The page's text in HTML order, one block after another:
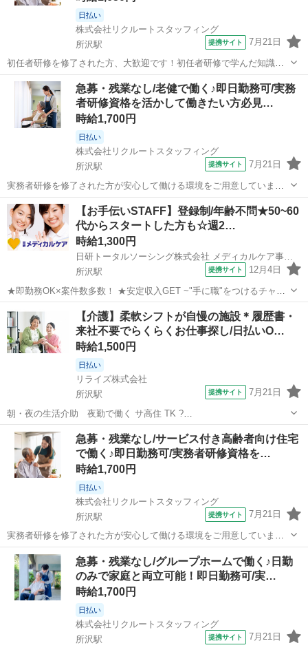
日払い
株式会社リクルートスタッフィング
所沢駅
提携サイト 7月21日
初任者研修を修了された方、大歓迎です！初任者研修で学んだ知識を
活かしませんか？入社後は、丁寧なフォロー体制のもと、介護現場で
の経験を積み重ねて成長できる環境です。ぜひ一緒に働きましょう！
シフト希望が叶うケア施設/ごはんの...
埼玉 所沢市 所沢駅 介護
急募・残業なし/老健で働く♪即日勤務可/実務
者研修資格を活かして働きたい方必見…
時給1,700円
日払い
株式会社リクルートスタッフィング
所沢駅
提携サイト 7月21日
実務者研修を修了された方が安心して働ける環境をご用意していま
す。培った知識や技術を活かして、さらなるスキルアップを目指しま
しょう！介護福祉士資格取得も目指しながら、現場で活躍していただ
ける方をお待ちしています！ 【シフト融...
埼玉 所沢市 所沢駅
【お手伝いSTAFF】登録制/年齢不問★50~60
代からスタートした方も☆週2…
時給1,300円
日研トータルソーシング株式会社 メディカルケア事業部
所沢駅
提携サイト 12月4日
★即勤務OK×案件数多数！ ★安定収入GET ~"手に職"をつけるチャン
ス！~ 未経験・無資格から始められる♪ この先もずっと需要大の介護
スタッフ◎ オフィスワークや接客 …─etc 他業種からのキャリアチェ
ンジも大歓迎...
埼玉 所沢駅 介護
【介護】柔軟シフトが自慢の施設＊履歴書・
来社不要でらくらくお仕事探し/日払いO…
時給1,500円
日払い
リライズ株式会社
所沢駅
提携サイト 7月21日
朝・夜の生活介助 夜勤で働く サ高住 TK ?
━━━━━━━━━━━━━? *週2日～選べる時間！希望シフト制* 生
活スタイルに合わせて働ける自由度高めの介護ワーク♪ ▼おすすめポ
イント 日勤／夜勤どちらもO...
埼玉 所沢市 所沢駅 介護
急募・残業なし/サービス付き高齢者向け住宅
で働く♪即日勤務可/実務者研修資格を…
時給1,700円
日払い
株式会社リクルートスタッフィング
所沢駅
提携サイト 7月21日
実務者研修を修了された方が安心して働ける環境をご用意していま
す。培った知識や技術を活かして、さらなるスキルアップを目指しま
しょう！介護福祉士資格取得も目指しながら、現場で活躍していただ
ける方をお待ちしています！ 【サービス...
埼玉 所沢市 所沢駅 介護
急募・残業なし/グループホームで働く♪日勤
のみで家庭と両立可能！即日勤務可/実…
時給1,700円
日払い
株式会社リクルートスタッフィング
所沢駅
提携サイト 7月21日